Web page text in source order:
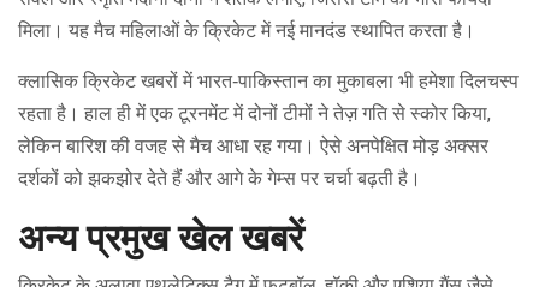
मिला। यह मैच महिलाओं के क्रिकेट में नई मानदंड स्थापित करता है।
क्लासिक क्रिकेट खबरों में भारत‑पाकिस्तान का मुकाबला भी हमेशा दिलचस्प
रहता है। हाल ही में एक टूरनमेंट में दोनों टीमों ने तेज़ गति से स्कोर किया,
लेकिन बारिश की वजह से मैच आधा रह गया। ऐसे अनपेक्षित मोड़ अक्सर
दर्शकों को झकझोर देते हैं और आगे के गेम्स पर चर्चा बढ़ती है।
अन्य प्रमुख खेल खबरें